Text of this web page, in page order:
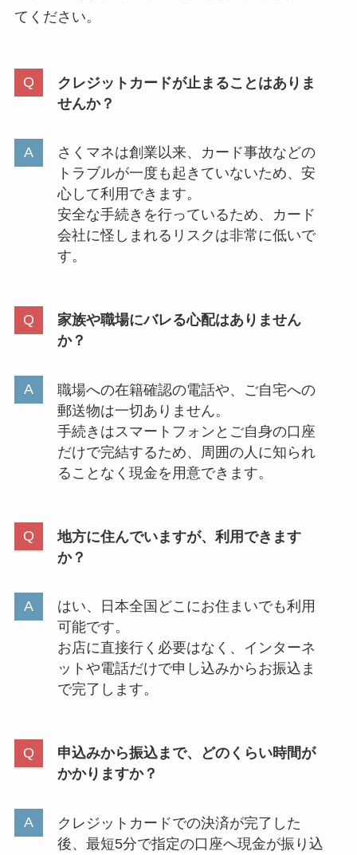
てください。
クレジットカードが止まることはありま
せんか？
さくマネは創業以来、カード事故などの
トラブルが一度も起きていないため、安
心して利用できます。
安全な手続きを行っているため、カード
会社に怪しまれるリスクは非常に低いで
す。
家族や職場にバレる心配はありません
か？
職場への在籍確認の電話や、ご自宅への
郵送物は一切ありません。
手続きはスマートフォンとご自身の口座
だけで完結するため、周囲の人に知られ
ることなく現金を用意できます。
地方に住んでいますが、利用できます
か？
はい、日本全国どこにお住まいでも利用
可能です。
お店に直接行く必要はなく、インターネ
ットや電話だけで申し込みからお振込ま
で完了します。
申込みから振込まで、どのくらい時間が
かかりますか？
クレジットカードでの決済が完了した
後、最短5分で指定の口座へ現金が振り込